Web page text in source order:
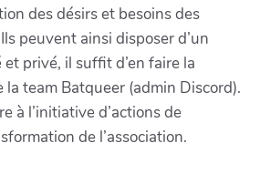
des désirs et besoins des
peuvent ainsi disposer d’un
privé, il suffit d’en faire la
la team Batqueer (admin Discord).
à l’initiative d’actions de
de l’association.